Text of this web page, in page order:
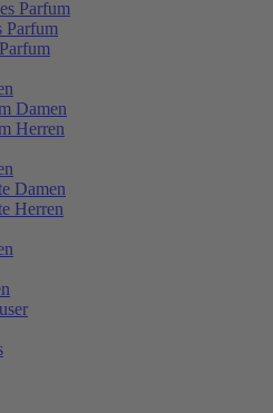
Parfum
Parfum
Damen
Herren
Damen
Herren